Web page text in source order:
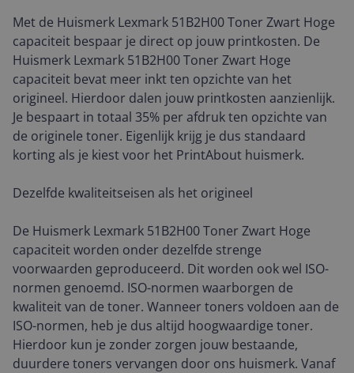
Met de Huismerk Lexmark 51B2H00 Toner Zwart Hoge
capaciteit bespaar je direct op jouw printkosten. De
Huismerk Lexmark 51B2H00 Toner Zwart Hoge
capaciteit bevat meer inkt ten opzichte van het
origineel. Hierdoor dalen jouw printkosten aanzienlijk.
Je bespaart in totaal 35% per afdruk ten opzichte van
de originele toner. Eigenlijk krijg je dus standaard
korting als je kiest voor het PrintAbout huismerk.
Dezelfde kwaliteitseisen als het origineel
De Huismerk Lexmark 51B2H00 Toner Zwart Hoge
capaciteit worden onder dezelfde strenge
voorwaarden geproduceerd. Dit worden ook wel ISO-
normen genoemd. ISO-normen waarborgen de
kwaliteit van de toner. Wanneer toners voldoen aan de
ISO-normen, heb je dus altijd hoogwaardige toner.
Hierdoor kun je zonder zorgen jouw bestaande,
duurdere toners vervangen door ons huismerk. Vanaf